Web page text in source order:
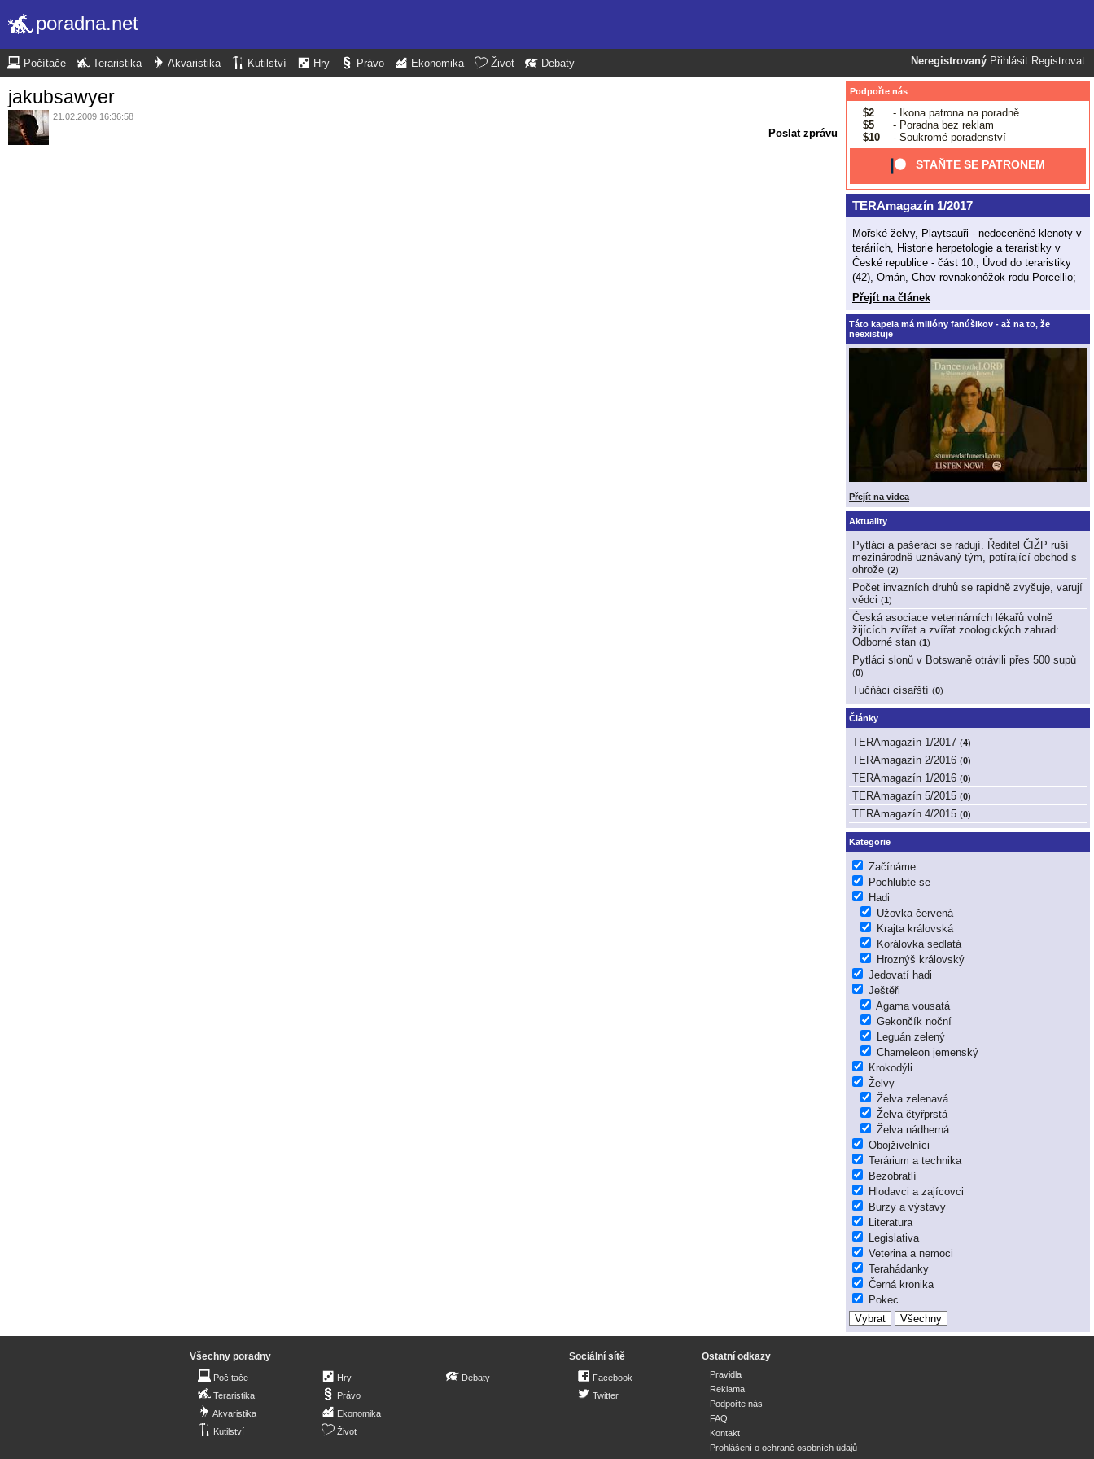
poradna.net
Neregistrovaný Přihlásit Registrovat
Počítače Teraristika Akvaristika Kutilství Hry Právo Ekonomika Život Debaty
jakubsawyer
21.02.2009 16:36:58
Poslat zprávu
Podpořte nás
$2
- Ikona patrona na poradně
$5
- Poradna bez reklam
$10
- Soukromé poradenství
STAŇTE SE PATRONEM
TERAmagazín 1/2017
Mořské želvy, Playtsauři - nedoceněné klenoty v
teráriích, Historie herpetologie a teraristiky v
České republice - část 10., Úvod do teraristiky
(42), Omán, Chov rovnakonôžok rodu Porcellio;
Přejít na článek
Táto kapela má milióny fanúšikov - až na to, že
neexistuje
Přejít na videa
Aktuality
Pytláci a pašeráci se radují. Ředitel ČIŽP ruší
mezinárodně uznávaný tým, potírající obchod s
ohrože (2)
Počet invazních druhů se rapidně zvyšuje, varují
vědci (1)
Česká asociace veterinárních lékařů volně
žijících zvířat a zvířat zoologických zahrad:
Odborné stan (1)
Pytláci slonů v Botswaně otrávili přes 500 supů
(0)
Tučňáci císařští (0)
Články
TERAmagazín 1/2017 (4)
TERAmagazín 2/2016 (0)
TERAmagazín 1/2016 (0)
TERAmagazín 5/2015 (0)
TERAmagazín 4/2015 (0)
Kategorie
Začínáme
Pochlubte se
Hadi
Užovka červená
Krajta královská
Korálovka sedlatá
Hroznýš královský
Jedovatí hadi
Ještěři
Agama vousatá
Gekončík noční
Leguán zelený
Chameleon jemenský
Krokodýli
Želvy
Želva zelenavá
Želva čtyřprstá
Želva nádherná
Obojživelníci
Terárium a technika
Bezobratlí
Hlodavci a zajícovci
Burzy a výstavy
Literatura
Legislativa
Veterina a nemoci
Terahádanky
Černá kronika
Pokec
Všechny poradny
Počítače
Teraristika
Akvaristika
Kutilství
Hry
Právo
Ekonomika
Život
Debaty
Sociální sítě
Facebook
Twitter
Ostatní odkazy
Pravidla
Reklama
Podpořte nás
FAQ
Kontakt
Prohlášení o ochraně osobních údajů